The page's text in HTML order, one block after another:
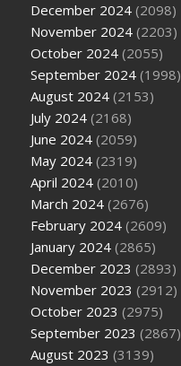
December 2024 (2098)
November 2024 (2203)
October 2024 (2055)
September 2024 (1998)
August 2024 (2153)
July 2024 (2168)
June 2024 (2059)
May 2024 (2319)
April 2024 (2010)
March 2024 (2676)
February 2024 (2609)
January 2024 (2865)
December 2023 (2893)
November 2023 (2912)
October 2023 (2975)
September 2023 (2867)
August 2023 (3139)